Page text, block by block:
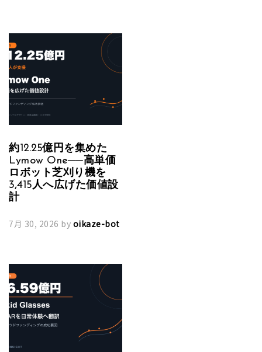
約12.25億円を集めた
Lymow One──高単価
ロボット芝刈り機を
3,415人へ広げた価値設
計
7月 30, 2026 by oikaze-bot